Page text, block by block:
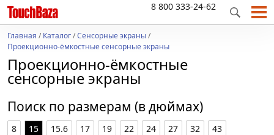
8 800 333-24-62
Главная /Каталог/Сенсорные экраны/
Проекционно-ёмкостные сенсорные экраны
Проекционно-ёмкостные
сенсорные экраны
Поиск по размерам (в дюймах)
8 15 15.6 17 19 22 24 27 32 43